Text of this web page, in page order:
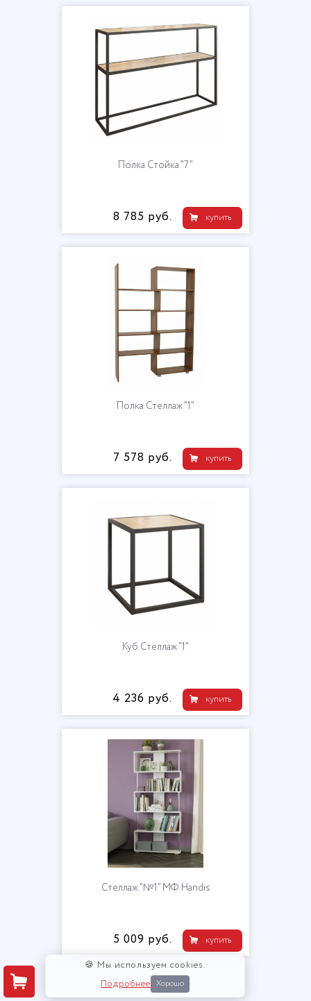
Полка Стойка "7"
купить
8 785 руб.
Полка Стеллаж "1"
купить
7 578 руб.
Куб Стеллаж "1"
купить
4 236 руб.
Стеллаж "№1" МФ Handis
купить
5 009 руб.
🍪 Мы используем cookies.
Подробнее Хорошо